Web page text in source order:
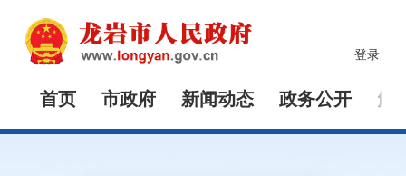
登录
首页 市政府 新闻动态 政务公开 解